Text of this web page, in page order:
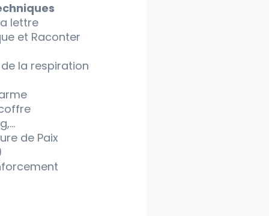
lettre
et Raconter
de la respiration
de Paix